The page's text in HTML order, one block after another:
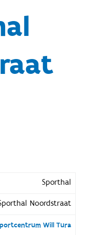
Sporthal
Noordstraat
Will Tura